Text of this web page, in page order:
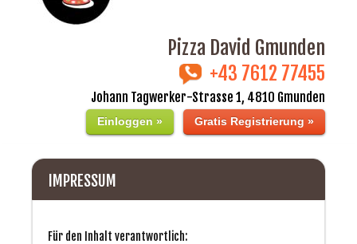
Pizza David Gmunden
+43 7612 77455
Johann Tagwerker-Strasse 1, 4810 Gmunden
Einloggen » Gratis Registrierung »
IMPRESSUM
Für den Inhalt verantwortlich: